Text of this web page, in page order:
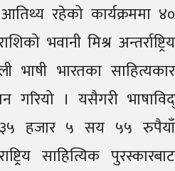
रहेको कार्यक्रममा ४०
भवानी मिश्र अन्तर्राष्ट्रिय
भाषी भारतका साहित्यकार
गरियो । यसैगरी भाषाविद्
३५ हजार ५ सय ५५ रुपैयाँ
साहित्यिक पुरस्कारबाट